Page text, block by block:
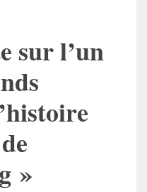
sur l’un
»